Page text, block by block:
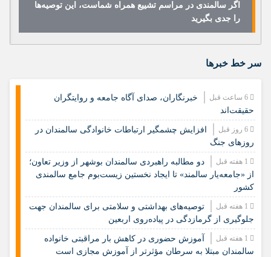
اگر سالمندی در مراسم تشییع همراه شماست، این توصیه‌ها
را جدی بگیرید
سر خط خبرها
خبرنگاران، صدای آگاه جامعه و روایتگران
حقیقت‌اند
افزایش چشمگیر ارتباطات خانوادگی سالمندان در
روزهای جنگ
دو مطالبه راهبردی سالمندان بوشهر از وزیر تعاون؛
از «جامعه‌یار سالمند» تا ایجاد نخستین زیست‌بوم جامع سالمندی
کشور
️توصیه‌های بهداشتی و سلامتی برای سالمندان جهت
جلوگیری از گرمازدگی در پیاده‌روی اربعین
آموزش حضوری در کاهش بار مراقبتی خانواده
سالمندان مبتلا به سرطان مؤثرتر از آموزش مجازی است